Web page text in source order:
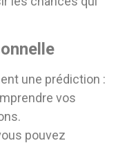
une prédiction :
vos
pouvez